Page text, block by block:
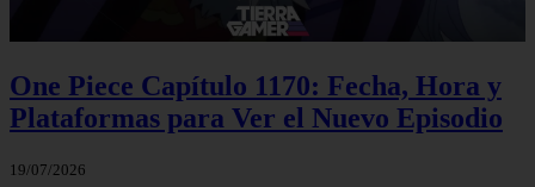
One Piece Capítulo 1170: Fecha, Hora y
Plataformas para Ver el Nuevo Episodio
19/07/2026